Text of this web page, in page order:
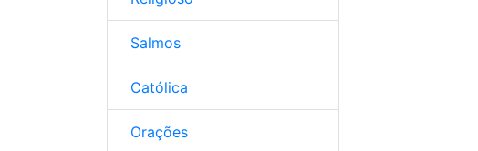
Salmos
Católica
Orações